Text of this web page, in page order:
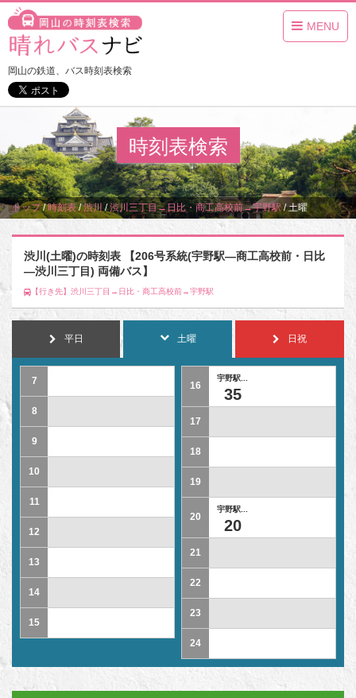
MENU
岡山の鉄道、バス時刻表検索
時刻表検索
トップ/時刻表/渋川 /渋川三丁目→日比・商工高校前→宇野駅/土曜
渋川(土曜)の時刻表 【206号系統(宇野駅―商工高校前・日比
―渋川三丁目) 両備バス】
【行き先】渋川三丁目→日比・商工高校前→宇野駅
平日 土曜 日祝
7
8
9
10
11
12
13
14
15
16
宇野駅...
35
17
18
19
20
宇野駅...
20
21
22
23
24